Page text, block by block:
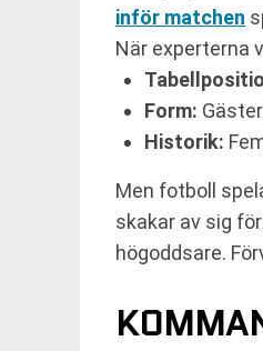
inför matchen
När experterna
Form:
Historik:
Men fotboll
skakar av sig
högoddsare.